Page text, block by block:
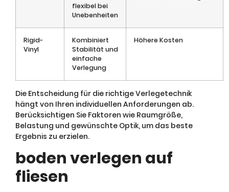
flexibel bei
Unebenheiten
Rigid-
Vinyl
Kombiniert
Stabilität und
einfache
Verlegung
Höhere Kosten
Die Entscheidung für die richtige Verlegetechnik
hängt von Ihren individuellen Anforderungen ab.
Berücksichtigen Sie Faktoren wie Raumgröße,
Belastung und gewünschte Optik, um das beste
Ergebnis zu erzielen.
boden verlegen auf
fliesen